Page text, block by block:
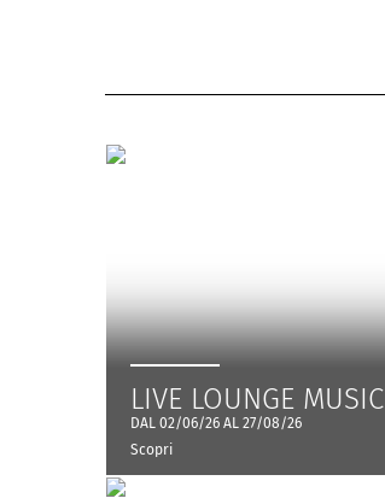
LIVE LOUNGE MUSIC
DAL 02/06/26 AL 27/08/26
Scopri